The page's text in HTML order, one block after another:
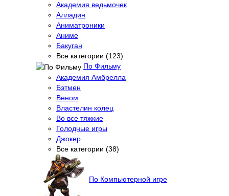
Академия ведьмочек
Алладин
Аниматроники
Аниме
Бакуган
Все категории (123)
По Фильму
Академия Амбрелла
Бэтмен
Веном
Властелин колец
Во все тяжкие
Голодные игры
Джокер
Все категории (38)
По Компьютерной игре